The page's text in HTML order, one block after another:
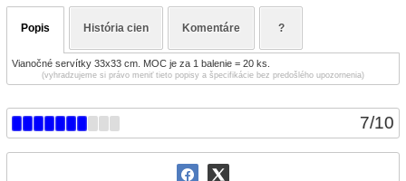
7/10
Popis História cien Komentáre ?
Vianočné servítky 33x33 cm. MOC je za 1 balenie = 20 ks.
(vyhradzujeme si právo meniť tieto popisy a špecifikácie bez predošlého upozornenia)